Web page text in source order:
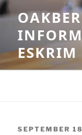
Skip
to
content
POSTED
SEPTEMBER